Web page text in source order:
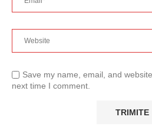
Save my name, email, and
next time I comment.